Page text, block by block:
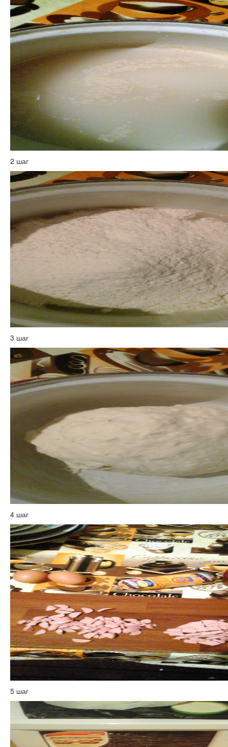
2 шаг
3 шаг
4 шаг
5 шаг